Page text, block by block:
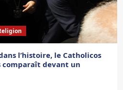
l’histoire, le Catholicos
comparaît devant un